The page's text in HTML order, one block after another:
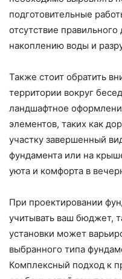
подготовительные
отсутствие
накоплению воды и
Также стоит обратить
территории вокруг
ландшафтное
элементов, таких как
участку завершенный
фундамента или на
уюта и комфорта в
При проектировании
учитывать ваш бюджет,
установки может
выбранного типа
Комплексный подход к